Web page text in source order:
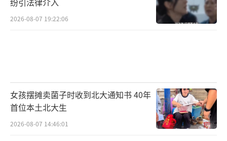
2026-08-07 19:22:06
女孩摆摊卖菌子时收到北大通知书 40年
首位本土北大生
2026-08-07 14:46:01